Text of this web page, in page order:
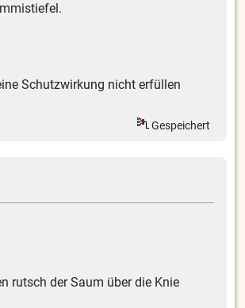
Schutzwirkung nicht erfüllen
Gespeichert
rutsch der Saum über die Knie